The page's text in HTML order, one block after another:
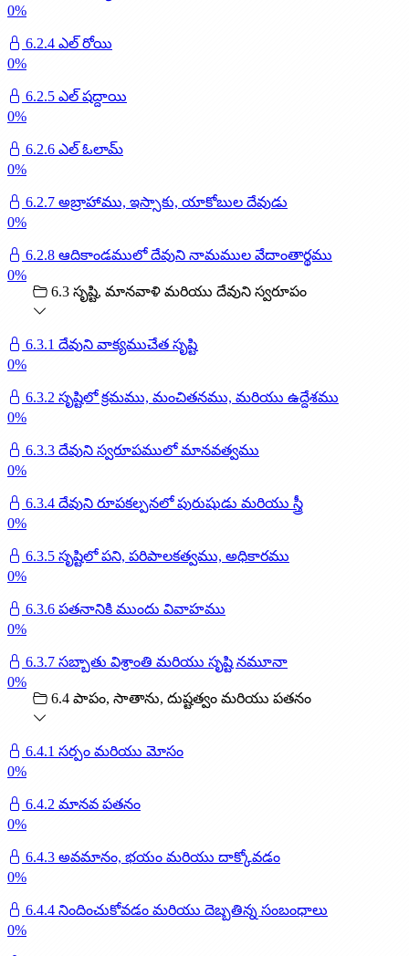
0%
6.2.4 ఎల్ రోయి
0%
6.2.5 ఎల్ షద్దాయి
0%
6.2.6 ఎల్ ఓలామ్
0%
6.2.7 అబ్రాహాము, ఇస్సాకు, యాకోబుల దేవుడు
0%
6.2.8 ఆదికాండములో దేవుని నామముల వేదాంతార్థము
0%
6.3 సృష్టి, మానవాళి మరియు దేవుని స్వరూపం
6.3.1 దేవుని వాక్యముచేత సృష్టి
0%
6.3.2 సృష్టిలో క్రమము, మంచితనము, మరియు ఉద్దేశము
0%
6.3.3 దేవుని స్వరూపములో మానవత్వము
0%
6.3.4 దేవుని రూపకల్పనలో పురుషుడు మరియు స్త్రీ
0%
6.3.5 సృష్టిలో పని, పరిపాలకత్వము, అధికారము
0%
6.3.6 పతనానికి ముందు వివాహము
0%
6.3.7 సబ్బాతు విశ్రాంతి మరియు సృష్టి నమూనా
0%
6.4 పాపం, సాతాను, దుష్టత్వం మరియు పతనం
6.4.1 సర్పం మరియు మోసం
0%
6.4.2 మానవ పతనం
0%
6.4.3 అవమానం, భయం మరియు దాక్కోవడం
0%
6.4.4 నిందించుకోవడం మరియు దెబ్బతిన్న సంబంధాలు
0%